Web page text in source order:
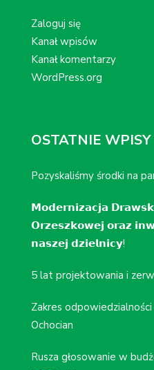
Zaloguj się
Kanał wpisów
Kanał komentarzy
WordPress.org
OSTATNIE WPISY
Pozyskaliśmy środki na
𝗠𝗼𝗱𝗲𝗿𝗻𝗶𝘇𝗮𝗰𝗷𝗮
𝗢𝗿𝘇𝗲𝘀𝘇𝗸𝗼𝘄𝗲𝗷 𝗼𝗿𝗮𝘇
𝗻𝗮𝘀𝘇𝗲𝗷 𝗱𝘇𝗶𝗲𝗹𝗻𝗶𝗰𝘆!
5 lat projektowania i
Zakres
Ochocian
Rusza głosowanie w